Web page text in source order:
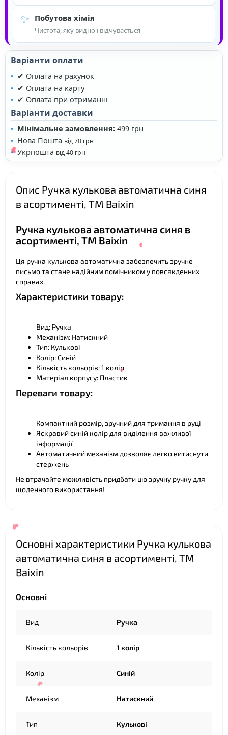
✨ Побутова хімія
Чистота, яку видно і відчувається
Варіанти оплати
✔ Оплата на рахунок
✔ Оплата на карту
✔ Оплата при отриманні
Варіанти доставки
Мінімальне замовлення: 499 грн
Нова Пошта від 70 грн
Укрпошта від 40 грн
Опис Ручка кулькова автоматична синя
в асортименті, ТМ Baixin
Ручка кулькова автоматична синя в
асортименті, ТМ Baixin
Ця ручка кулькова автоматична забезпечить зручне
письмо та стане надійним помічником у повсякденних
справах.
Характеристики товару:
Вид: Ручка
Механізм: Натискний
Тип: Кулькові
Колір: Синій
Кількість кольорів: 1 колір
Матеріал корпусу: Пластик
Переваги товару:
Компактний розмір, зручний для тримання в руці
Яскравий синій колір для виділення важливої
інформації
Автоматичний механізм дозволяє легко витиснути
стержень
Не втрачайте можливість придбати цю зручну ручку для
щоденного використання!
Основні характеристики Ручка кулькова
автоматична синя в асортименті, ТМ
Baixin
Основні
Вид Ручка
Кількість кольорів 1 колір
Колір Синій
Механізм Натискний
Тип Кулькові
❤
❤
❤